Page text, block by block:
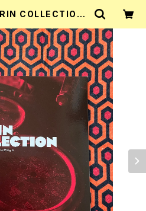
COLLECTION
房 BIKE Norton BS
セット | 古書 まずる